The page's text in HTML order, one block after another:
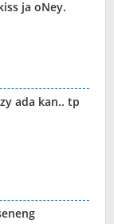
ja oNey.
ada kan.. tp